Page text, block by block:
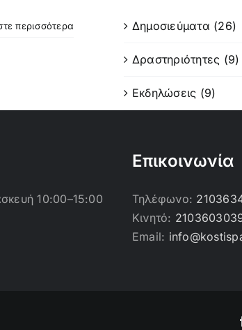
περισσότερα Δημοσιεύματα (26)
Δραστηριότητες (9)
Εκδηλώσεις (9)
10:00–15:00
Επικοινωνία
Τηλέφωνο:
Κινητό:
Email: